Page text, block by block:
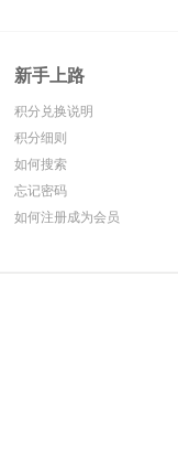
新手上路
积分兑换说明
积分细则
如何搜索
忘记密码
如何注册成为会员